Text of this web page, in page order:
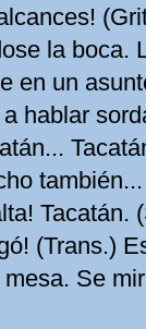
la boca.
en un
hablar
Tacatán.
(Trans.)
Se